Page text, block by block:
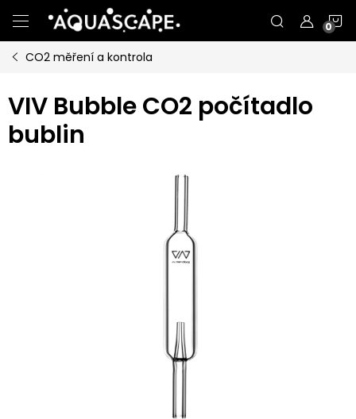
na
obsah
CO2 měření a kontrola
VIV Bubble CO2 počítadlo
bublin